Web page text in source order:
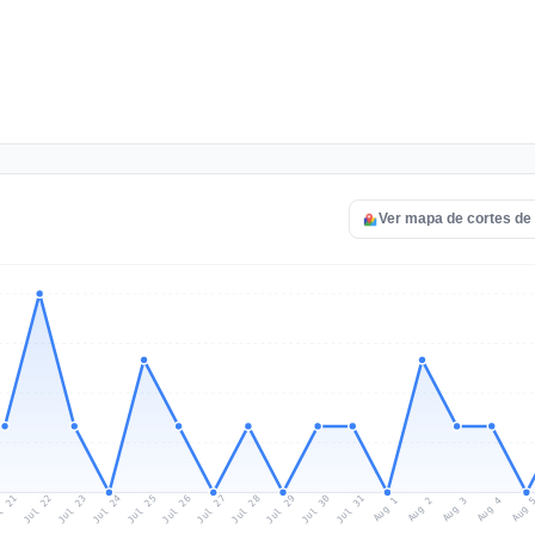
Ver mapa de cortes de
Jul 22 Jul 23 Jul 24 Jul 25 Jul 26Jul 27 Jul 28Jul 29 Jul 30 Jul 31 Aug 1 Aug 2 Aug 3 Aug 4